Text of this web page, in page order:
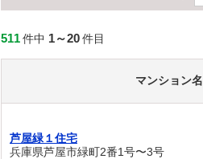
511件中 1～20件目
マンション名
芦屋緑１住宅
兵庫県芦屋市緑町2番1号〜3号